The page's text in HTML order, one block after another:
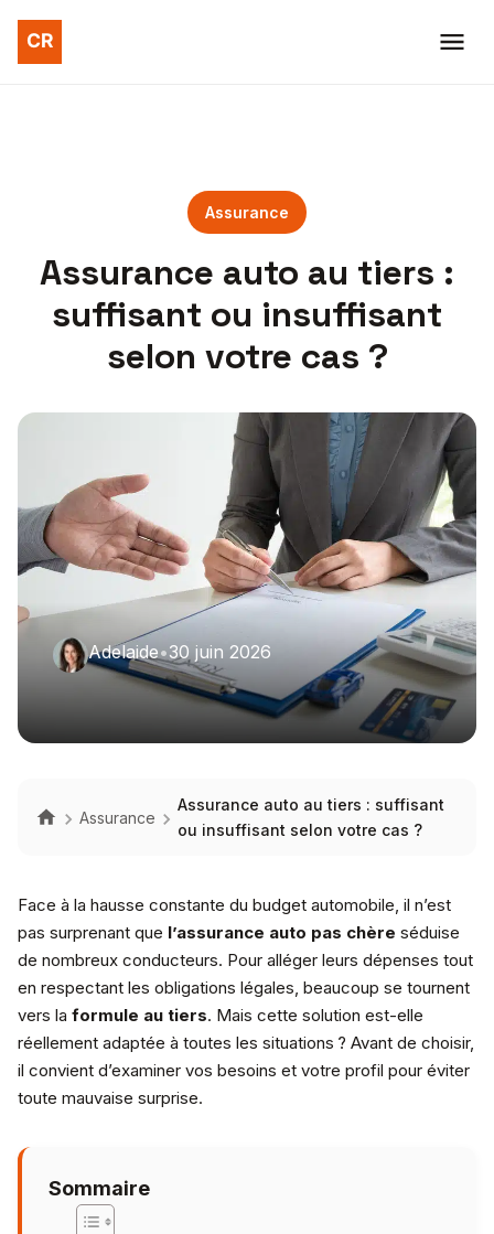
Assurance
Assurance auto au tiers :
suffisant ou insuffisant
selon votre cas ?
Adelaide•30 juin 2026
Assurance
Assurance auto au tiers : suffisant
ou insuffisant selon votre cas ?
Face à la hausse constante du budget automobile, il n’est
pas surprenant que l’assurance auto pas chère séduise
de nombreux conducteurs. Pour alléger leurs dépenses tout
en respectant les obligations légales, beaucoup se tournent
vers la formule au tiers. Mais cette solution est-elle
réellement adaptée à toutes les situations ? Avant de choisir,
il convient d’examiner vos besoins et votre profil pour éviter
toute mauvaise surprise.
Sommaire